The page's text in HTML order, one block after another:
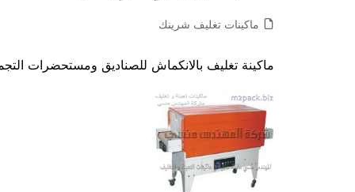
ماكينات تغليف شرينك
ماكينة تغليف بالانكماش للصناديق ومستحضرات التجميل والزجاجات